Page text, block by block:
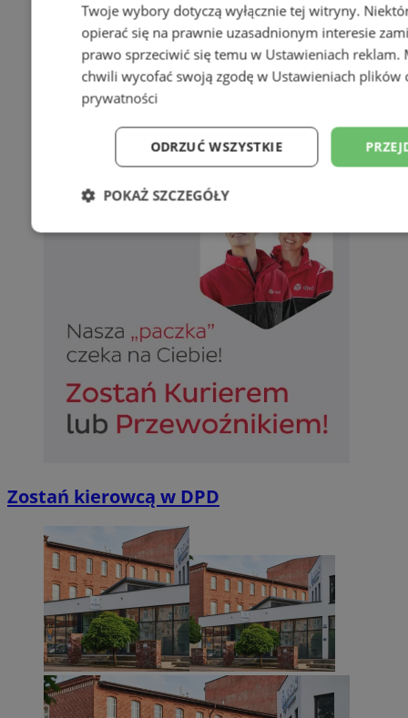
Zostań kierowcą w DPD
Twoje wybory dotyczą wyłącznie tej witryny.
opierać się na prawnie uzasadnionym interesie
prawo sprzeciwić się temu w Ustawieniach reklam.
chwili wycofać swoją zgodę w Ustawieniach plików
prywatności
ODRZUĆ WSZYSTKIE
POKAŻ SZCZEGÓŁY
Niezbędne Wydajność
Niesklasyfikowane
Niezbędne Wydajność Targetowanie
można prawidłowo korzystać ze strony internetowej.
SessID
sosnowiecki.pl
QeSessID sosnowiecki.pl
MvSessID sosnowiecki.pl